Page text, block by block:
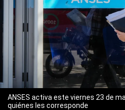
ANSES activa este viernes 23 de
quiénes les corresponde